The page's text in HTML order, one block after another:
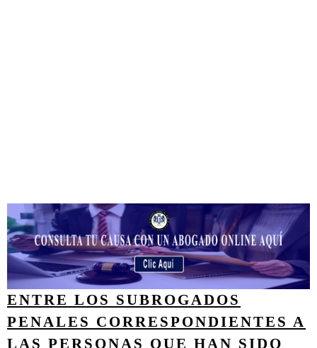
ENTRE LOS SUBROGADOS
PENALES CORRESPONDIENTES A
LAS PERSONAS QUE HAN SIDO